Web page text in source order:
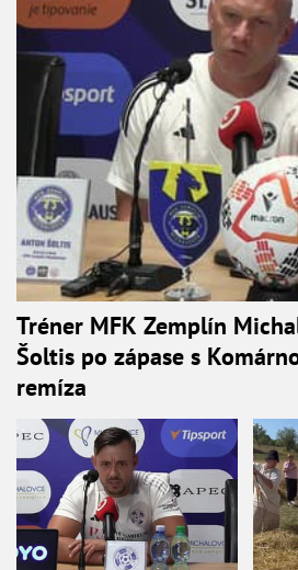
Tréner MFK Zemplín
Šoltis po zápase s
remíza